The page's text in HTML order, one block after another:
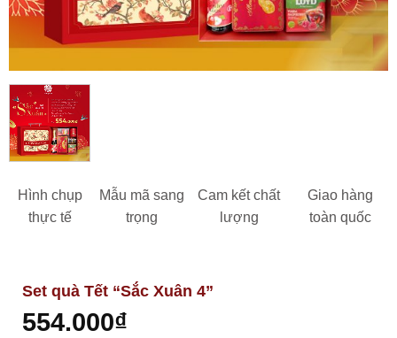
Hình chụp
thực tế
Mẫu mã sang
trọng
Cam kết chất
lượng
Giao hàng
toàn quốc
Set quà Tết “Sắc Xuân 4”
554.000₫